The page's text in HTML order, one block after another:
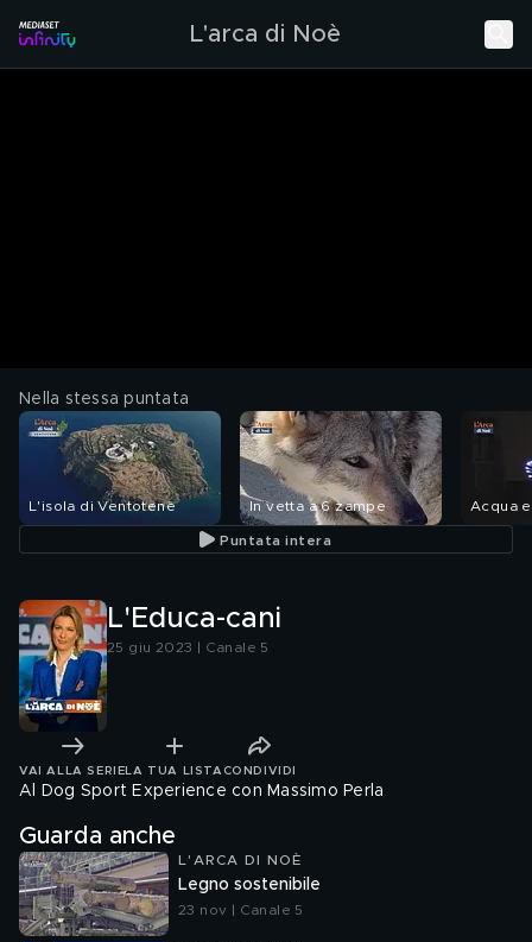
L'arca di Noè
Nella stessa puntata
L'isola di Ventotene In vetta a 6 zampe Acqua
Puntata intera
L'Educa-cani
25 giu 2023 | Canale 5
VAI ALLA SERIE LA TUA LISTA CONDIVIDI
Al Dog Sport Experience con Massimo Perla
Guarda anche
L'ARCA DI NOÈ
Legno sostenibile
23 nov | Canale 5